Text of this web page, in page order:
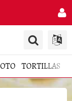
TORTILLAS